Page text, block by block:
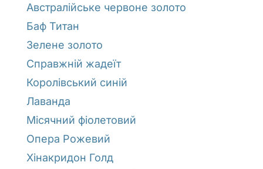
Австралійське червоне золото
Баф Титан
Зелене золото
Справжній жадеїт
Королівський синій
Лаванда
Місячний фіолетовий
Опера Рожевий
Хінакридон Голд